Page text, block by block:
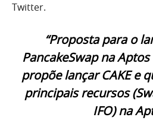
Twitter.
“Proposta para o
PancakeSwap na
propõe lançar CAKE e
principais recursos
IFO) na